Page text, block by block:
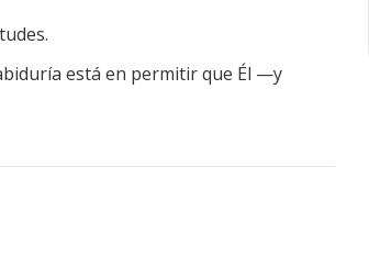
está en permitir que Él —y